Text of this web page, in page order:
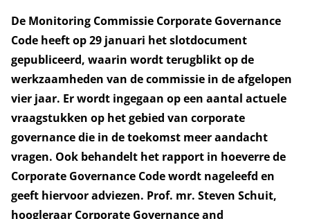
De Monitoring Commissie Corporate Governance
Code heeft op 29 januari het slotdocument
gepubliceerd, waarin wordt terugblikt op de
werkzaamheden van de commissie in de afgelopen
vier jaar. Er wordt ingegaan op een aantal actuele
vraagstukken op het gebied van corporate
governance die in de toekomst meer aandacht
vragen. Ook behandelt het rapport in hoeverre de
Corporate Governance Code wordt nageleefd en
geeft hiervoor adviezen. Prof. mr. Steven Schuit,
hoogleraar Corporate Governance and